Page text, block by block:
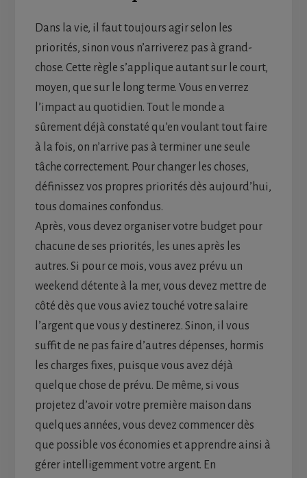
Dans la vie, il faut toujours agir selon les
priorités, sinon vous n’arriverez pas à grand-
chose. Cette règle s’applique autant sur le court,
moyen, que sur le long terme. Vous en verrez
l’impact au quotidien. Tout le monde a
sûrement déjà constaté qu’en voulant tout faire
à la fois, on n’arrive pas à terminer une seule
tâche correctement. Pour changer les choses,
définissez vos propres priorités dès aujourd’hui,
tous domaines confondus.
Après, vous devez organiser votre budget pour
chacune de ses priorités, les unes après les
autres. Si pour ce mois, vous avez prévu un
weekend détente à la mer, vous devez mettre de
côté dès que vous aviez touché votre salaire
l’argent que vous y destinerez. Sinon, il vous
suffit de ne pas faire d’autres dépenses, hormis
les charges fixes, puisque vous avez déjà
quelque chose de prévu. De même, si vous
projetez d’avoir votre première maison dans
quelques années, vous devez commencer dès
que possible vos économies et apprendre ainsi à
gérer intelligemment votre argent. En